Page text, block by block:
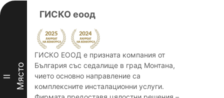
II Място
ГИСКО еоод
ГИСКО ЕООД е призната компания от
България със седалище в град Монтана,
чието основно направление са
комплексните инсталационни услуги.